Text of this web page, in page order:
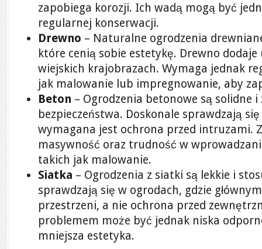
zapobiega korozji. Ich wadą mogą być
regularnej konserwacji.
Drewno – Naturalne ogrodzenia
które cenią sobie estetykę. Drewno dodaje
wiejskich krajobrazach. Wymaga jednak
jak malowanie lub impregnowanie, aby
Beton – Ogrodzenia betonowe są solidne
bezpieczeństwa. Doskonale sprawdzają
wymagana jest ochrona przed intruzami.
masywność oraz trudność w
takich jak malowanie.
Siatka – Ogrodzenia z siatki są lekkie i
sprawdzają się w ogrodach, gdzie
przestrzeni, a nie ochrona przed
problemem może być jednak niska
mniejsza estetyka.